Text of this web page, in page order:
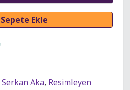
Sepete Ekle
Serkan Aka, Resimleyen